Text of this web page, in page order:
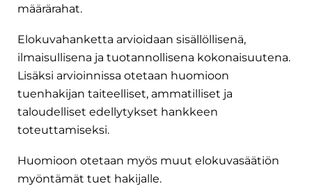
määrärahat.
Elokuvahanketta arvioidaan sisällöllisenä,
ilmaisullisena ja tuotannollisena kokonaisuutena.
Lisäksi arvioinnissa otetaan huomioon
tuenhakijan taiteelliset, ammatilliset ja
taloudelliset edellytykset hankkeen
toteuttamiseksi.
Huomioon otetaan myös muut elokuvasäätiön
myöntämät tuet hakijalle.